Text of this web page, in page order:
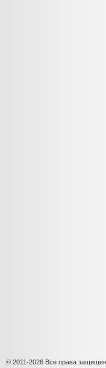
© 2011-2026 Все права